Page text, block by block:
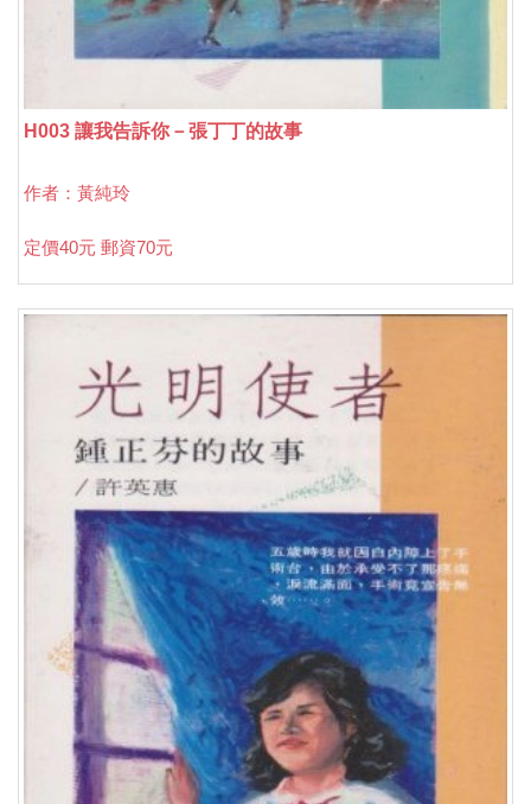
H003 讓我告訴你－張丁丁的故事
作者：黃純玲
定價40元 郵資70元